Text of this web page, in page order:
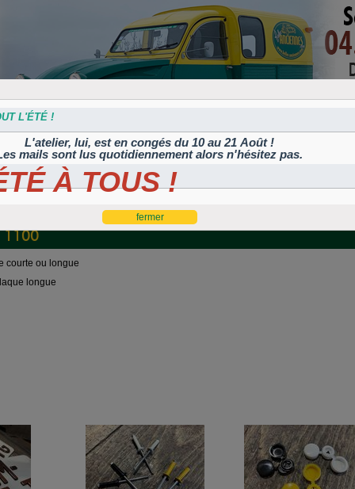
Plaques
autocollantes et
Plaques
peintes
Traitement
Corrosion
L'ÉTÉ !
L'atelier, lui, est en congés du 10 au 21 Août !
mails sont lus quotidiennement alors n'hésitez pas.
À TOUS !
1100
courte ou longue
longue